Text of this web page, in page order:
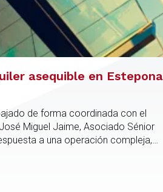
asequible en Estepona
de forma coordinada con el
Miguel Jaime, Asociado Sénior
a una operación compleja,